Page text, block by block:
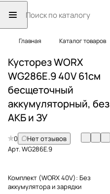
Главная Каталог товаров
Кусторез WORX
WG286E.9 40V 61см
бесщеточный
аккумуляторный, без
АКБ и ЗУ
0
Нет отзывов
Арт.WG286E.9
Комплект (WORX 40V): Без
аккумулятора и зарядки